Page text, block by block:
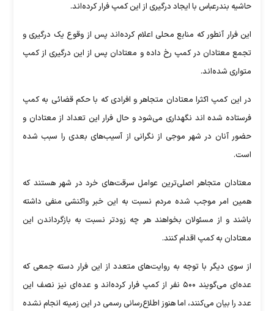
حاشیه بندرعباس با ایجاد درگیری از این کمپ فرار کرده‌اند.
این فرار آنطور که منابع محلی اعلام کرده‌اند پس از وقوع یک درگیری و
تجمع معتادان در کمپ رخ داده و معتادان پس از این درگیری از کمپ
متواری شده‌اند.
در این کمپ اکثرا معتادان متجاهر و افرادی که با حکم قضائی به کمپ
فرستاده شده اند نگهداری می‌شود و حال فرار این تعداد از معتادان و
حضور آنان در شهر موجی از نگرانی از آسیب‌های بعدی را سبب شده
است.
معتادان متجاهر اصلی‌ترین عوامل سرقت‌های خرد در شهر هستند که
همین امر موجب شده مردم نسبت به این خبر واکنشی منفی داشته
باشند و از مسئولان بخواهند هر چه زودتر نسبت به بازگرداندن این
معتادان به کمپ اقدام کنند.
از سوی دیگر با توجه به روایت‌های متعدد از این فرار دسته جمعی که
عده‌ای می‌گویند ۵۰۰ نفر از کمپ فرار کرده‌اند و عده‌ای نیز نصف این
عدد را بیان می‌کنند، اما هنوز اطلاع‌رسانی رسمی در این زمینه انجام نشده